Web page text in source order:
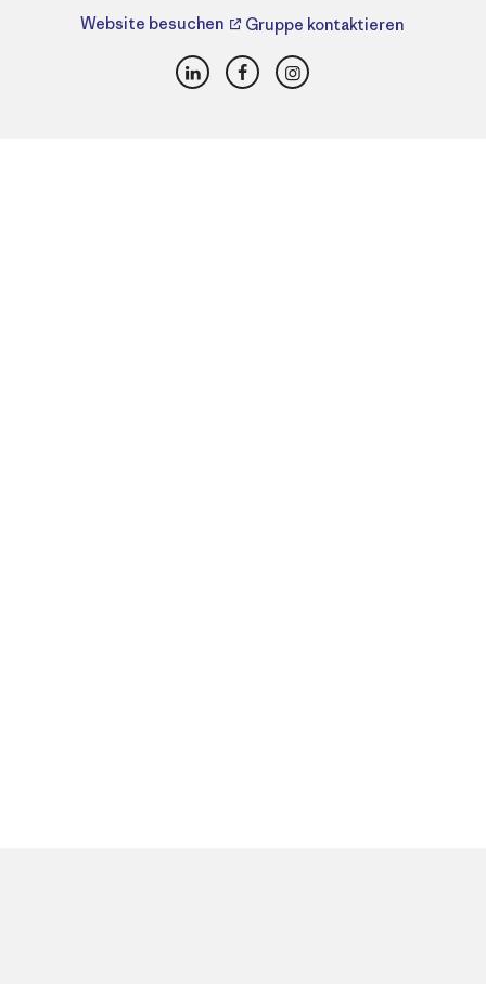
Website besuchen Gruppe kontaktieren
LinkedInFacebookInstagram